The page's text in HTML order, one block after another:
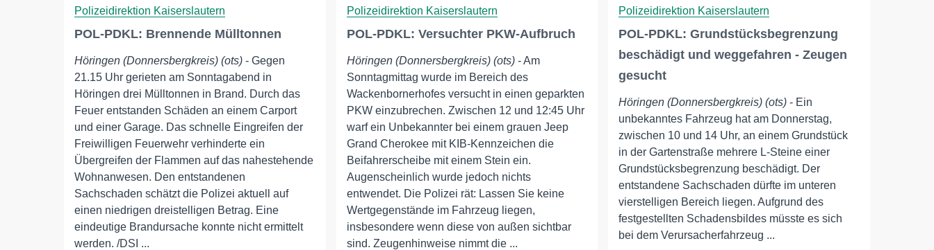
Polizeidirektion Kaiserslautern
POL-PDKL: Brennende Mülltonnen
Höringen (Donnersbergkreis) (ots) - Gegen
21.15 Uhr gerieten am Sonntagabend in
Höringen drei Mülltonnen in Brand. Durch das
Feuer entstanden Schäden an einem Carport
und einer Garage. Das schnelle Eingreifen der
Freiwilligen Feuerwehr verhinderte ein
Übergreifen der Flammen auf das nahestehende
Wohnanwesen. Den entstandenen
Sachschaden schätzt die Polizei aktuell auf
einen niedrigen dreistelligen Betrag. Eine
eindeutige Brandursache konnte nicht ermittelt
werden. /DSI ...
Polizeidirektion Kaiserslautern
POL-PDKL: Versuchter PKW-Aufbruch
Höringen (Donnersbergkreis) (ots)- Am
Sonntagmittag wurde im Bereich des
Wackenbornerhofes versucht in einen geparkten
PKW einzubrechen. Zwischen 12 und 12:45 Uhr
warf ein Unbekannter bei einem grauen Jeep
Grand Cherokee mit KIB-Kennzeichen die
Beifahrerscheibe mit einem Stein ein.
Augenscheinlich wurde jedoch nichts
entwendet. Die Polizei rät: Lassen Sie keine
Wertgegenstände im Fahrzeug liegen,
insbesondere wenn diese von außen sichtbar
sind. Zeugenhinweise nimmt die ...
Polizeidirektion Kaiserslautern
POL-PDKL: Grundstücksbegrenzung
beschädigt und weggefahren - Zeugen
gesucht
Höringen (Donnersbergkreis) (ots) - Ein
unbekanntes Fahrzeug hat am Donnerstag,
zwischen 10 und 14 Uhr, an einem Grundstück
in der Gartenstraße mehrere L-Steine einer
Grundstücksbegrenzung beschädigt. Der
entstandene Sachschaden dürfte im unteren
vierstelligen Bereich liegen. Aufgrund des
festgestellten Schadensbildes müsste es sich
bei dem Verursacherfahrzeug ...